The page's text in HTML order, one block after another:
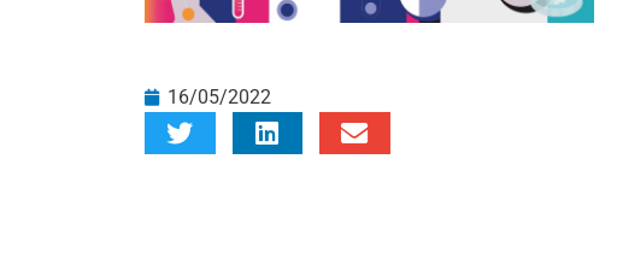
16/05/2022